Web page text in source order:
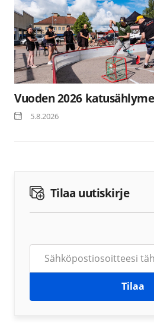
Vuoden 2026
5.8.2026
Tilaa uutiskirje
Tilaa